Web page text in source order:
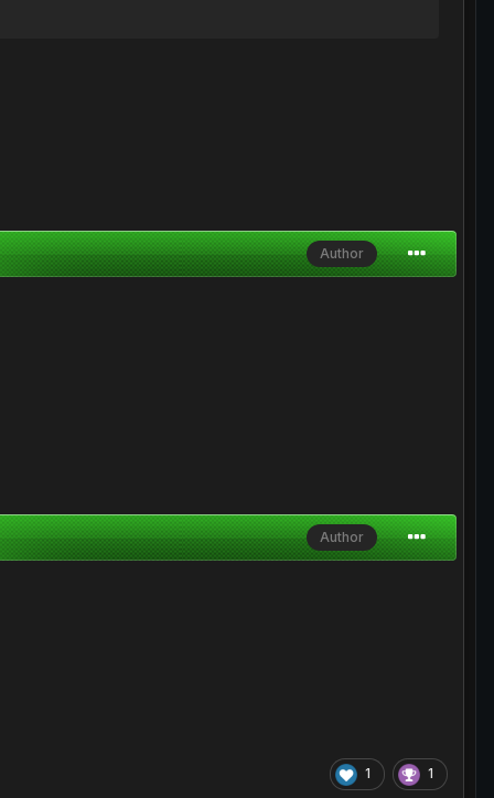
Author
Author
1 1